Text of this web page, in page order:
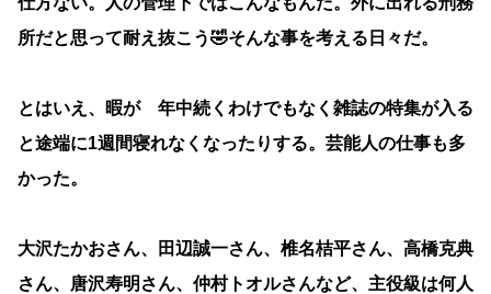
所だと思って耐え抜こう🤣そんな事を考える日々だ。
とはいえ、暇が 年中続くわけでもなく雑誌の特集が入る
と途端に1週間寝れなくなったりする。芸能人の仕事も多
かった。
大沢たかおさん、田辺誠一さん、椎名桔平さん、高橋克典
さん、唐沢寿明さん、仲村トオルさんなど、主役級は何人